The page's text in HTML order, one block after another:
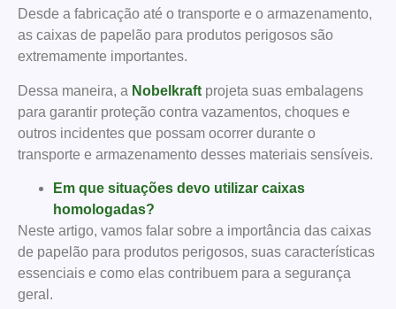
Desde a fabricação até o transporte e o armazenamento,
as caixas de papelão para produtos perigosos são
extremamente importantes.
Dessa maneira, a Nobelkraft projeta suas embalagens
para garantir proteção contra vazamentos, choques e
outros incidentes que possam ocorrer durante o
transporte e armazenamento desses materiais sensíveis.
Em que situações devo utilizar caixas
homologadas?
Neste artigo, vamos falar sobre a importância das caixas
de papelão para produtos perigosos, suas características
essenciais e como elas contribuem para a segurança
geral.